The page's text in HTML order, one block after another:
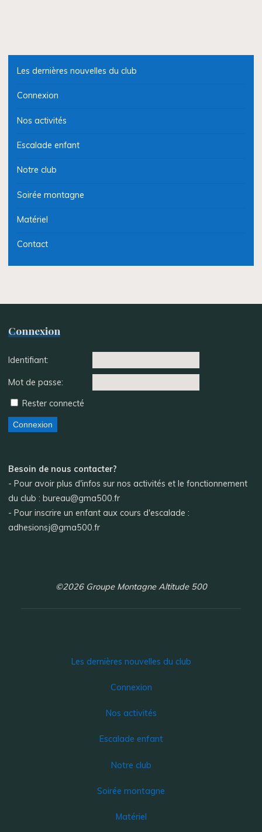
Les dernières nouvelles du club
Connexion
Nos activités
Escalade enfant
Notre club
Soirée montagne
Matériel
Contact
Connexion
Identifiant:
Mot de passe:
Rester connecté
Connexion
Besoin de nous contacter?
- Pour avoir plus d'infos sur nos activités et le fonctionnement
du club : bureau@gma500.fr
- Pour inscrire un enfant aux cours d'escalade :
adhesionsj@gma500.fr
©2026 Groupe Montagne Altitude 500
Les dernières nouvelles du club
Connexion
Nos activités
Escalade enfant
Notre club
Soirée montagne
Matériel